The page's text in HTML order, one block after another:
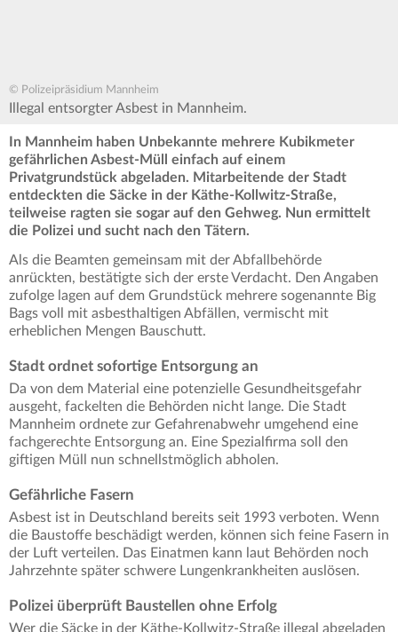
© Polizeipräsidium Mannheim
Illegal entsorgter Asbest in Mannheim.
In Mannheim haben Unbekannte mehrere Kubikmeter
gefährlichen Asbest-Müll einfach auf einem
Privatgrundstück abgeladen. Mitarbeitende der Stadt
entdeckten die Säcke in der Käthe-Kollwitz-Straße,
teilweise ragten sie sogar auf den Gehweg. Nun ermittelt
die Polizei und sucht nach den Tätern.
Als die Beamten gemeinsam mit der Abfallbehörde
anrückten, bestätigte sich der erste Verdacht. Den Angaben
zufolge lagen auf dem Grundstück mehrere sogenannte Big
Bags voll mit asbesthaltigen Abfällen, vermischt mit
erheblichen Mengen Bauschutt.
Stadt ordnet sofortige Entsorgung an
Da von dem Material eine potenzielle Gesundheitsgefahr
ausgeht, fackelten die Behörden nicht lange. Die Stadt
Mannheim ordnete zur Gefahrenabwehr umgehend eine
fachgerechte Entsorgung an. Eine Spezialfirma soll den
giftigen Müll nun schnellstmöglich abholen.
Gefährliche Fasern
Asbest ist in Deutschland bereits seit 1993 verboten. Wenn
die Baustoffe beschädigt werden, können sich feine Fasern in
der Luft verteilen. Das Einatmen kann laut Behörden noch
Jahrzehnte später schwere Lungenkrankheiten auslösen.
Polizei überprüft Baustellen ohne Erfolg
Wer die Säcke in der Käthe-Kollwitz-Straße illegal abgeladen